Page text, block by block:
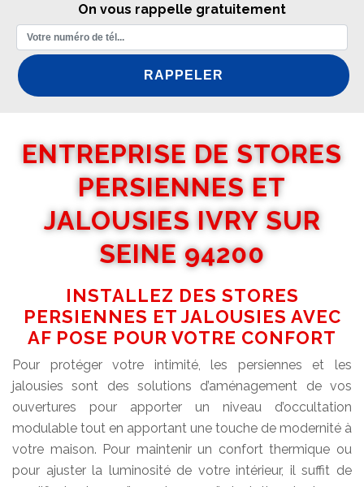
On vous rappelle gratuitement
ENTREPRISE DE STORES
PERSIENNES ET
JALOUSIES IVRY SUR
SEINE 94200
INSTALLEZ DES STORES
PERSIENNES ET JALOUSIES AVEC
AF POSE POUR VOTRE CONFORT
Pour protéger votre intimité, les persiennes et les
jalousies sont des solutions d’aménagement de vos
ouvertures pour apporter un niveau d’occultation
modulable tout en apportant une touche de modernité à
votre maison. Pour maintenir un confort thermique ou
pour ajuster la luminosité de votre intérieur, il suffit de